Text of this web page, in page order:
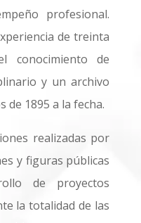
profesional.
de treinta
conocimiento de
y un archivo
de 1895 a la fecha.
realizadas por
y figuras públicas
de proyectos
la totalidad de las